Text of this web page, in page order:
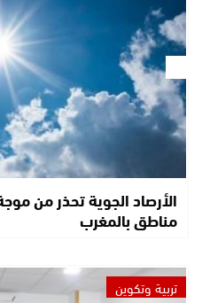
الأرصاد الجوية تحذر من
مناطق بالمغرب
تربية وتكوين